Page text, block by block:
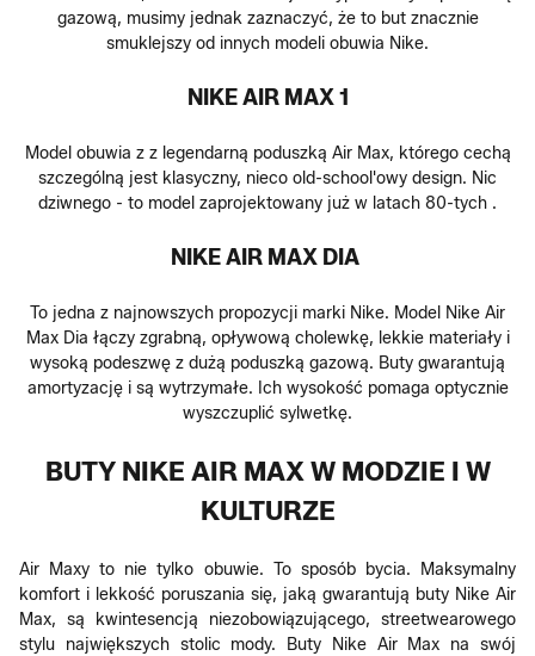
gazową, musimy jednak zaznaczyć, że to but znacznie
smuklejszy od innych modeli obuwia Nike.
NIKE AIR MAX 1
Model obuwia z z legendarną poduszką Air Max, którego cechą
szczególną jest klasyczny, nieco old-school'owy design. Nic
dziwnego - to model zaprojektowany już w latach 80-tych .
NIKE AIR MAX DIA
To jedna z najnowszych propozycji marki Nike. Model Nike Air
Max Dia łączy zgrabną, opływową cholewkę, lekkie materiały i
wysoką podeszwę z dużą poduszką gazową. Buty gwarantują
amortyzację i są wytrzymałe. Ich wysokość pomaga optycznie
wyszczuplić sylwetkę.
BUTY NIKE AIR MAX W MODZIE I W
KULTURZE
Air Maxy to nie tylko obuwie. To sposób bycia. Maksymalny
komfort i lekkość poruszania się, jaką gwarantują buty Nike Air
Max, są kwintesencją niezobowiązującego, streetwearowego
stylu największych stolic mody. Buty Nike Air Max na swój